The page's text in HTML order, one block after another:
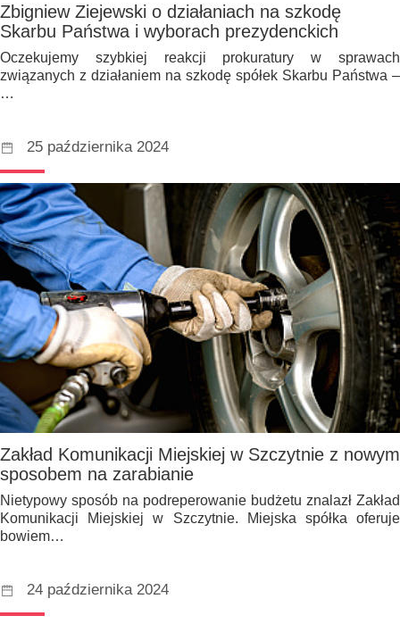
Zbigniew Ziejewski o działaniach na szkodę
Skarbu Państwa i wyborach prezydenckich
Oczekujemy szybkiej reakcji prokuratury w sprawach
związanych z działaniem na szkodę spółek Skarbu Państwa –
…
25 października 2024
Zakład Komunikacji Miejskiej w Szczytnie z nowym
sposobem na zarabianie
Nietypowy sposób na podreperowanie budżetu znalazł Zakład
Komunikacji Miejskiej w Szczytnie. Miejska spółka oferuje
bowiem…
24 października 2024